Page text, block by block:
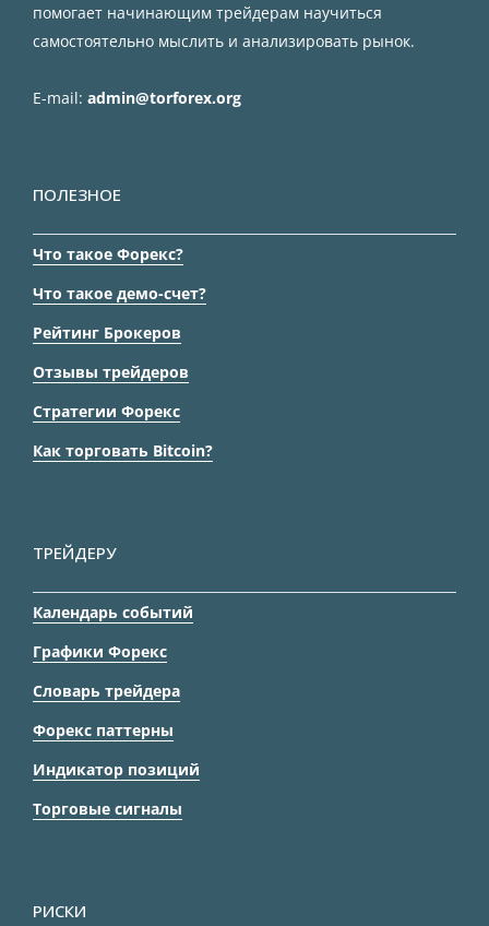
помогает начинающим трейдерам научиться
самостоятельно мыслить и анализировать рынок.
E-mail: admin@torforex.org
ПОЛЕЗНОЕ
Что такое Форекс?
Что такое демо-счет?
Рейтинг Брокеров
Отзывы трейдеров
Стратегии Форекс
Как торговать Bitcoin?
ТРЕЙДЕРУ
Календарь событий
Графики Форекс
Словарь трейдера
Форекс паттерны
Индикатор позиций
Торговые сигналы
РИСКИ